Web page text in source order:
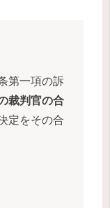
一項の訴
裁判官の合
定をその合